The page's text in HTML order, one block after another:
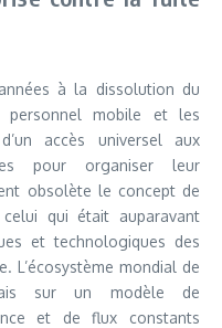
à la dissolution du
personnel mobile et les
accès universel aux
pour organiser leur
obsolète le concept de
qui était auparavant
et technologiques des
L’écosystème mondial de
sur un modèle de
et de flux constants